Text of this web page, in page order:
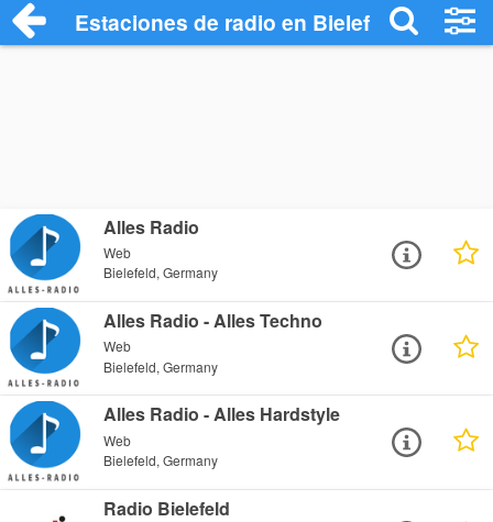
Estaciones de radio en Bielefeld -
Alles Radio
Web
Bielefeld, Germany
Alles Radio - Alles Techno
Web
Bielefeld, Germany
Alles Radio - Alles Hardstyle
Web
Bielefeld, Germany
Radio Bielefeld